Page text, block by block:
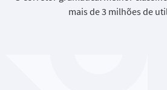
mais de 3 milhões de